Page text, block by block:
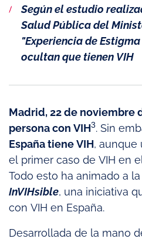
Según el estudio
Salud Pública del
"Experiencia de
ocultan que tienen VIH
Madrid, 22 de noviembre
persona con VIH3. Sin
España tiene VIH, aunque
el primer caso de VIH en
Todo esto ha animado a
InVIHsible, una iniciativa
con VIH en España.
Desarrollada de la mano